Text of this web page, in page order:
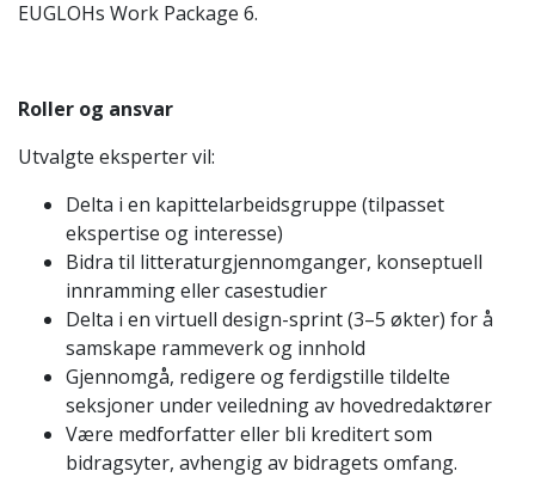
EUGLOHs Work Package 6.
Roller og ansvar
Utvalgte eksperter vil:
Delta i en kapittelarbeidsgruppe (tilpasset
ekspertise og interesse)
Bidra til litteraturgjennomganger, konseptuell
innramming eller casestudier
Delta i en virtuell design-sprint (3–5 økter) for å
samskape rammeverk og innhold
Gjennomgå, redigere og ferdigstille tildelte
seksjoner under veiledning av hovedredaktører
Være medforfatter eller bli kreditert som
bidragsyter, avhengig av bidragets omfang.